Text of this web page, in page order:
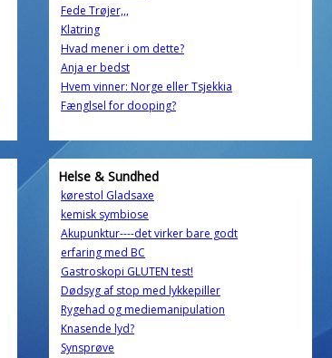
Fede Trøjer,,,
Klatring
Hvad mener i om dette?
Anja er bedst
Hvem vinner: Norge eller Tsjekkia
Fænglsel for dooping?
Helse & Sundhed
kørestol Gladsaxe
kemisk symbiose
Akupunktur----det virker bare godt
erfaring med BC
Gastroskopi GLUTEN test!
Dødsyg af stop med lykkepiller
Rygehad og mediemanipulation
Knasende lyd?
Synsprøve